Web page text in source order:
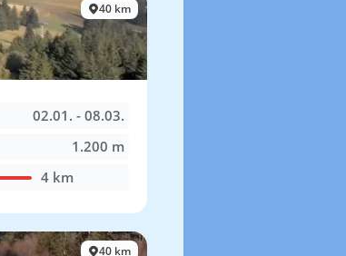
40 km
02.01. - 08.03.
1.200 m
4 km
40 km